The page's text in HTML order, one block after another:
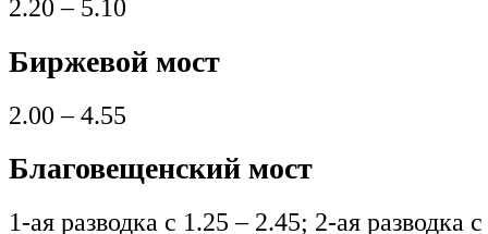
2.20 – 5.10
Биржевой мост
2.00 – 4.55
Благовещенский мост
1-ая разводка с 1.25 – 2.45; 2-ая разводка